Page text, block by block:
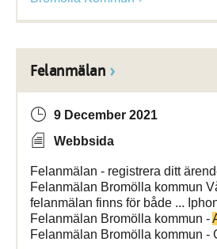
Felanmälan
9 December 2021
Webbsida
Felanmälan - registrera ditt
Felanmälan Bromölla kommun
felanmälan finns för både ...
Felanmälan Bromölla kommun -
Felanmälan Bromölla kommun -